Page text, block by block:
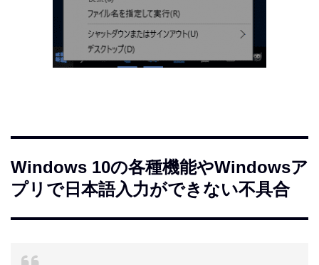
Windows 10の各種機能やWindowsア
プリで日本語入力ができない不具合